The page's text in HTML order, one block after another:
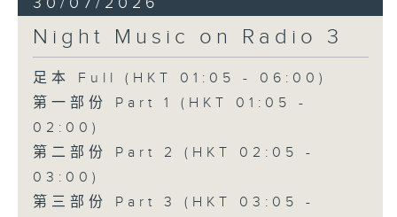
Night Music on Radio 3
足本 Full (HKT 01:05 - 06:00)
第一部份 Part 1 (HKT 01:05 -
02:00)
第二部份 Part 2 (HKT 02:05 -
03:00)
第三部份 Part 3 (HKT 03:05 -